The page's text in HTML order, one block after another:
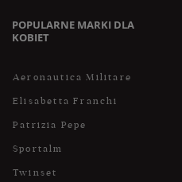
POPULARNE MARKI DLA
KOBIET
Aeronautica Militare
Elisabetta Franchi
Patrizia Pepe
Sportalm
Twinset